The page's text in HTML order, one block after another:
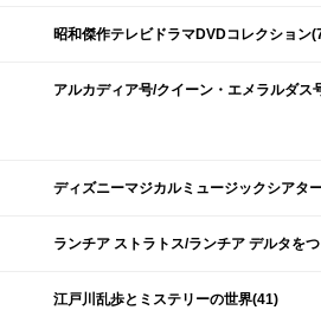
昭和傑作テレビドラマDVDコレクション
ディズニーマジカルミュージックシアタ
ランチア ストラトス/ランチア デルタを
江戸川乱歩とミステリーの世界(41)